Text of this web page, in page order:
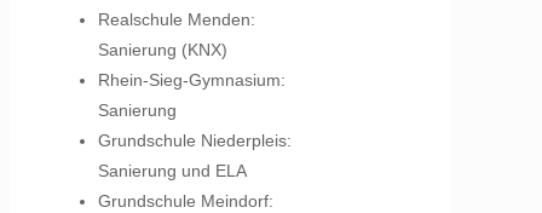
Realschule Menden:
Sanierung (KNX)
Rhein-Sieg-Gymnasium:
Sanierung
Grundschule Niederpleis:
Sanierung und ELA
Grundschule Meindorf: